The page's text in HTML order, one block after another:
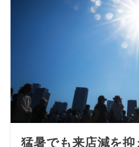
猛暑でも来店減を